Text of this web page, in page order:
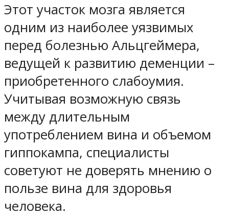
Этот участок мозга является
одним из наиболее уязвимых
перед болезнью Альцгеймера,
ведущей к развитию деменции –
приобретенного слабоумия.
Учитывая возможную связь
между длительным
употреблением вина и объемом
гиппокампа, специалисты
советуют не доверять мнению о
пользе вина для здоровья
человека.